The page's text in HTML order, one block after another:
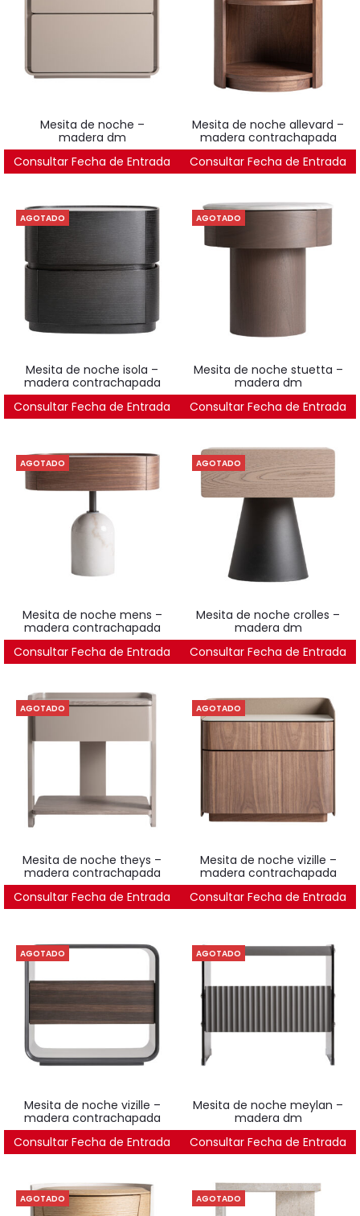
mesita de noche –
madera dm
462€
Consultar Fecha de Entrada
mesita de noche allevard –
madera contrachapada
422€
Consultar Fecha de Entrada
AGOTADO
mesita de noche isola –
madera contrachapada
502€
Consultar Fecha de Entrada
AGOTADO
mesita de noche stuetta –
madera dm
522€
Consultar Fecha de Entrada
AGOTADO
mesita de noche mens –
madera contrachapada
643€
Consultar Fecha de Entrada
AGOTADO
mesita de noche crolles –
madera dm
482€
Consultar Fecha de Entrada
AGOTADO
mesita de noche theys –
madera contrachapada
422€
Consultar Fecha de Entrada
AGOTADO
mesita de noche vizille –
madera contrachapada
643€
Consultar Fecha de Entrada
AGOTADO
mesita de noche vizille –
madera contrachapada
400€
Consultar Fecha de Entrada
AGOTADO
mesita de noche meylan –
madera dm
400€
Consultar Fecha de Entrada
AGOTADO AGOTADO